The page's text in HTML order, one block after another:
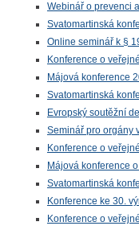
Webinář o prevenci
Svatomartinská
Online seminář k §
Konference o
Májová konference
Svatomartinská
Evropský soutěžní
Seminář pro orgány
Konference o
Májová konference
Svatomartinská
Konference ke 30.
Konference o